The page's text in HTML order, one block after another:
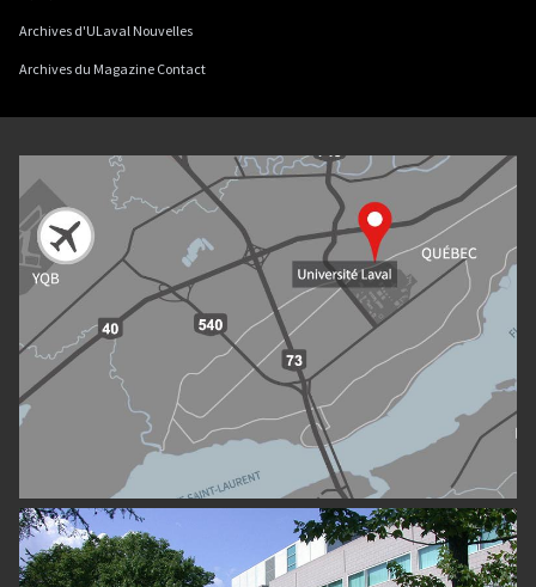
Archives d'ULaval Nouvelles
Archives du Magazine Contact